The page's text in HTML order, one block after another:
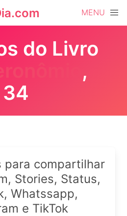
MENU
do Livro
,
para compartilhar
Stories, Status,
Whatssapp,
e TikTok